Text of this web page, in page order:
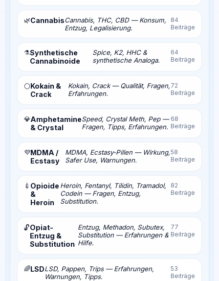
🌿CannabisCannabis, THC, CBD — Konsum,
Entzug, Legalisierung.
84
Beiträge
⚗️Synthetische
Cannabinoide
Spice, K2, HHC &
synthetische Analoga.
64
Beiträge
⚪Kokain &
Crack
Kokain, Crack — Qualität, Fragen,
Erfahrungen.
72
Beiträge
💎Amphetamine
& Crystal
Speed, Crystal Meth, Pep —
Fragen, Tipps, Erfahrungen.
68
Beiträge
💜MDMA /
Ecstasy
MDMA, Ecstasy-Pillen — Wirkung,
Safer Use, Warnungen.
58
Beiträge
💉 Opioide
&
Heroin
Heroin, Fentanyl, Tilidin, Tramadol,
Codein — Fragen, Entzug,
Substitution.
82
Beiträge
🔓Opiat-
Entzug &
Substitution
Entzug, Methadon, Subutex,
Substitution — Erfahrungen &
Hilfe.
77
Beiträge
🌈LSDLSD, Pappen, Trips — Erfahrungen,
Warnungen, Tipps.
53
Beiträge